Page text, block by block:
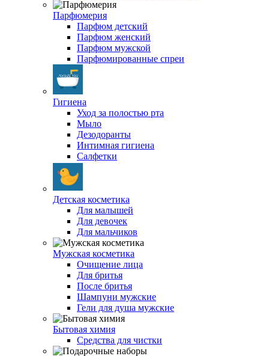
Парфюмерия
Парфюм детский
Парфюм женский
Парфюм мужской
Парфюмированные спреи
Гигиена
Уход за полостью рта
Мыло
Дезодоранты
Интимная гигиена
Салфетки
Детская косметика
Для малышей
Для девочек
Для мальчиков
Мужская косметика
Очищение лица
Для бритья
После бритья
Шампуни мужские
Гели для душа мужские
Бытовая химия
Средства для чистки